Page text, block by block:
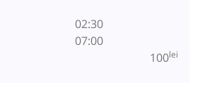
02:30
07:00
100lei